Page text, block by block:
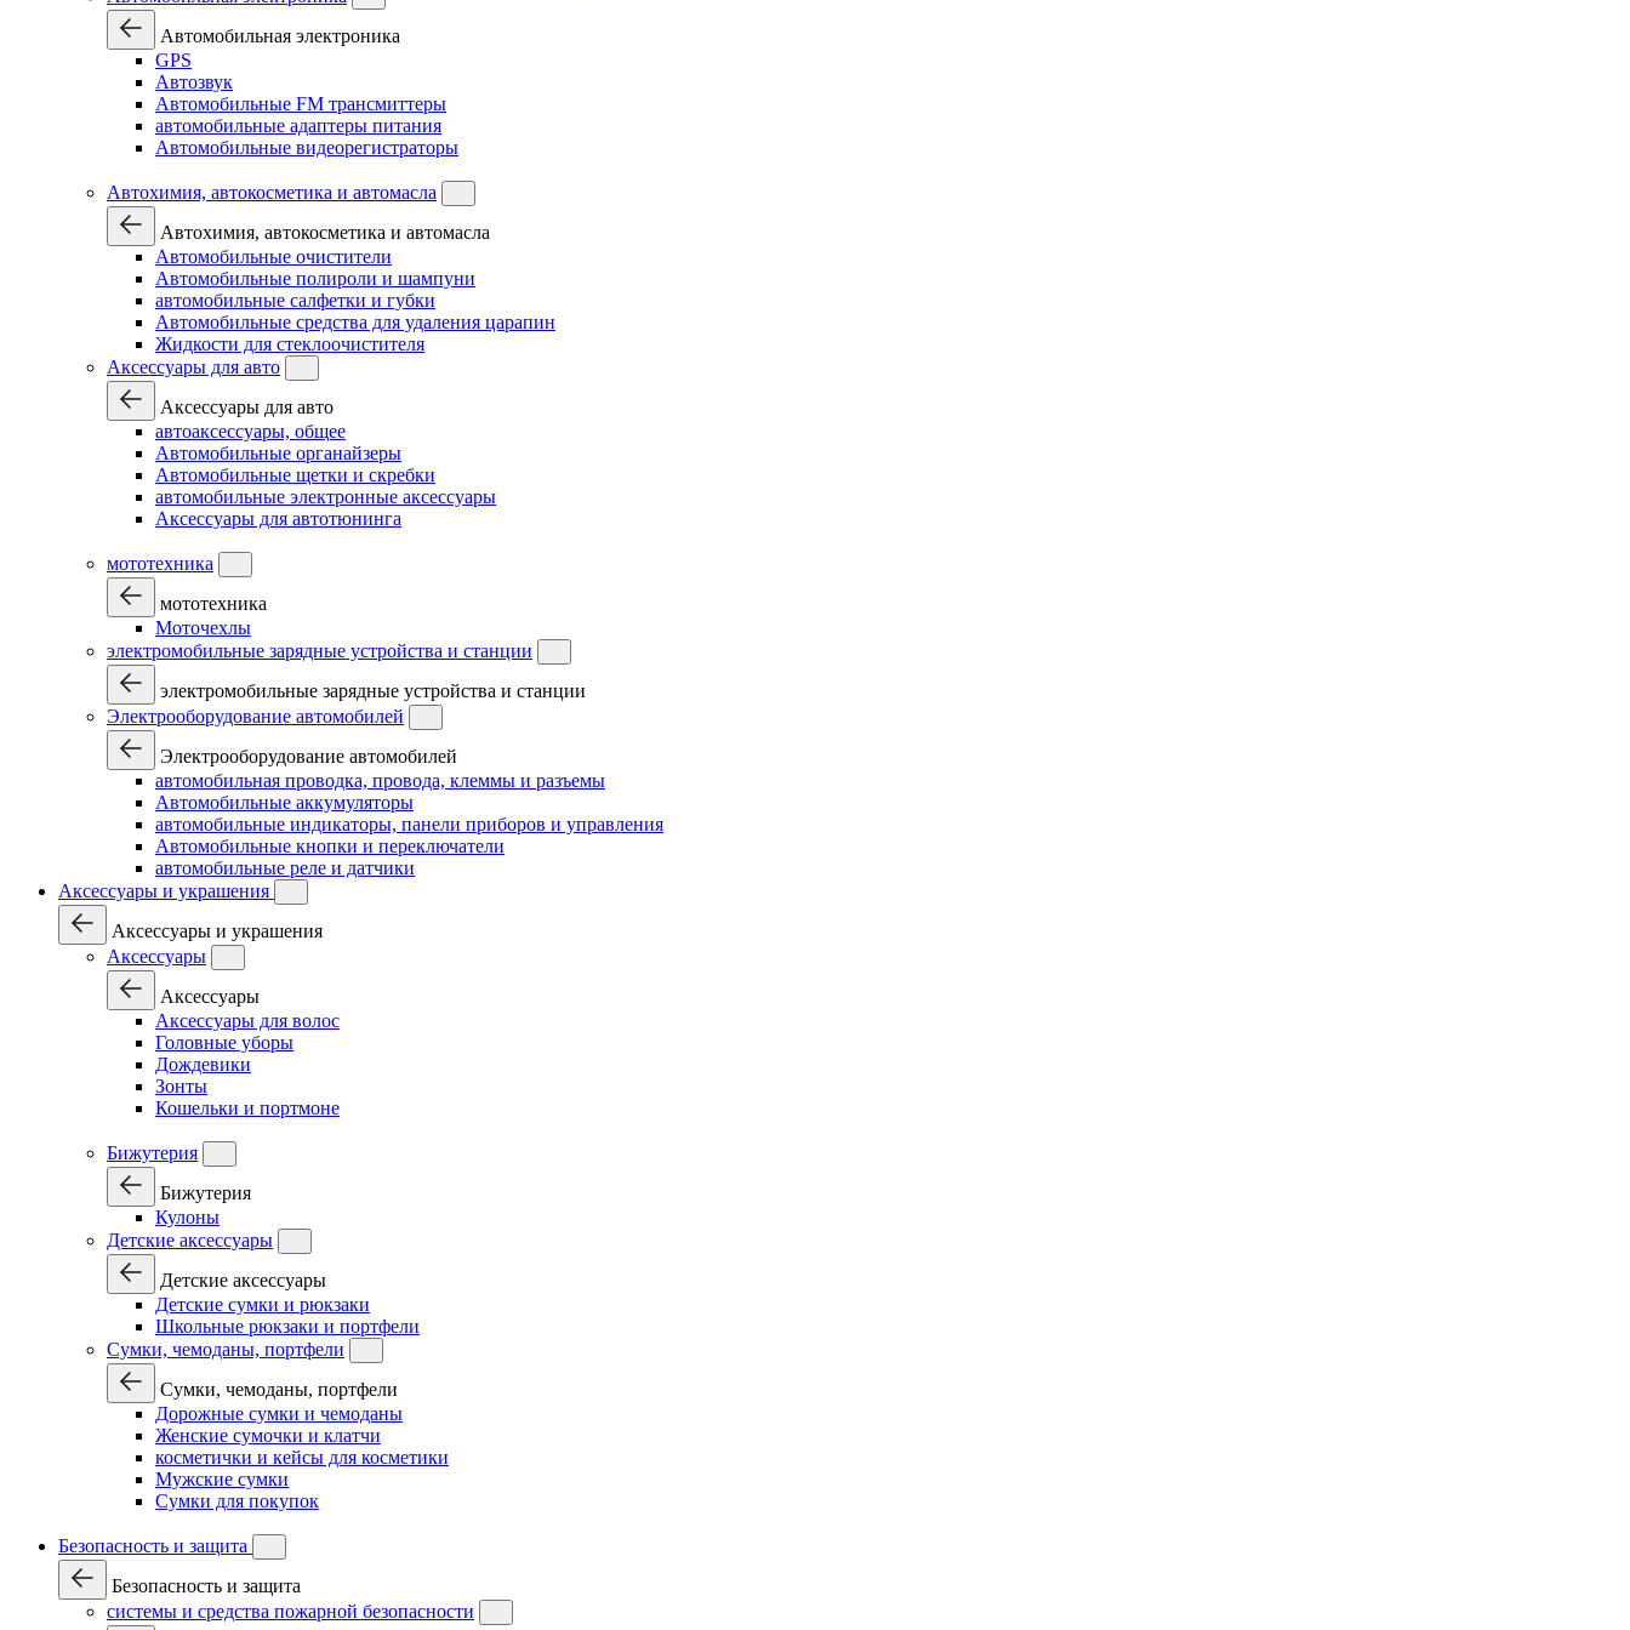
Автомобильная электроника
GPS
Автозвук
Автомобильные FM трансмиттеры
автомобильные адаптеры питания
Автомобильные видеорегистраторы
Автохимия, автокосметика и автомасла
Автохимия, автокосметика и автомасла
Автомобильные очистители
Автомобильные полироли и шампуни
автомобильные салфетки и губки
Автомобильные средства для удаления царапин
Жидкости для стеклоочистителя
Аксессуары для авто
Аксессуары для авто
автоаксессуары, общее
Автомобильные органайзеры
Автомобильные щетки и скребки
автомобильные электронные аксессуары
Аксессуары для автотюнинга
мототехника
мототехника
Моточехлы
электромобильные зарядные устройства и станции
электромобильные зарядные устройства и станции
Электрооборудование автомобилей
Электрооборудование автомобилей
автомобильная проводка, провода, клеммы и разъемы
Автомобильные аккумуляторы
автомобильные индикаторы, панели приборов и управления
Автомобильные кнопки и переключатели
автомобильные реле и датчики
Аксессуары и украшения
Аксессуары и украшения
Аксессуары
Аксессуары
Аксессуары для волос
Головные уборы
Дождевики
Зонты
Кошельки и портмоне
Бижутерия
Бижутерия
Кулоны
Детские аксессуары
Детские аксессуары
Детские сумки и рюкзаки
Школьные рюкзаки и портфели
Сумки, чемоданы, портфели
Сумки, чемоданы, портфели
Дорожные сумки и чемоданы
Женские сумочки и клатчи
косметички и кейсы для косметики
Мужские сумки
Сумки для покупок
Безопасность и защита
Безопасность и защита
системы и средства пожарной безопасности